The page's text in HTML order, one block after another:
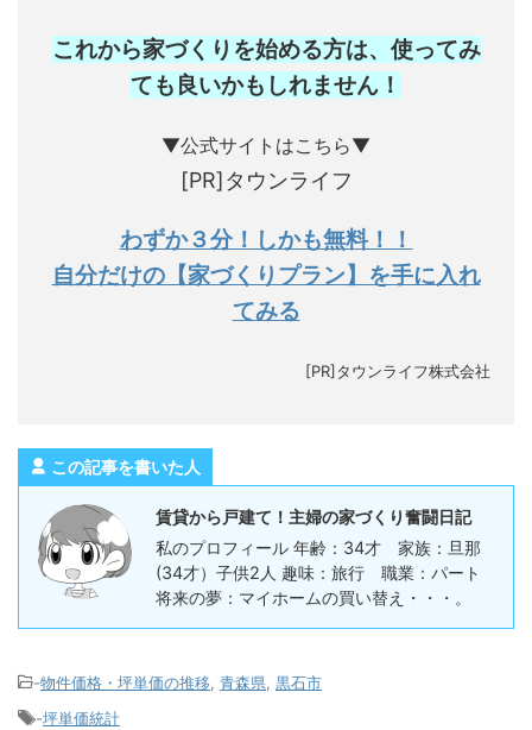
これから家づくりを始める方は、使ってみ
ても良いかもしれません ！
▼公式サイトはこちら▼
[PR]タウンライフ
わずか３分！しかも無料！！
自分だけの【家づくりプラン】を手に入れ
てみる
[PR]タウンライフ株式会社
この記事を書いた人
賃貸から戸建て！主婦の家づくり奮闘日記
私のプロフィール 年齢：34才 家族：旦那
(34才）子供2人 趣味：旅行 職業：パート
将来の夢：マイホームの買い替え・・・。
-物件価格・坪単価の推移 青森県 黒石市
-坪単価統計